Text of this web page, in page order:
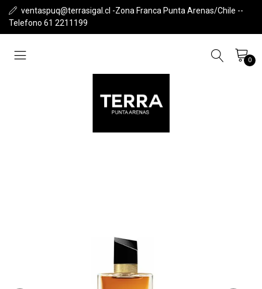
ventaspuq@terrasigal.cl -Zona Franca Punta Arenas/Chile --
Telefono 61 2211199
0